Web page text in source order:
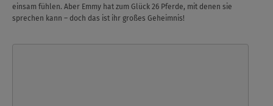
einsam fühlen. Aber Emmy hat zum Glück 26 Pferde, mit denen sie
sprechen kann – doch das ist ihr großes Geheimnis!